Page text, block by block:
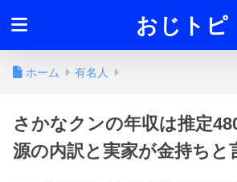
おじトピ
ホーム 有名人
さかなクンの年収は推定
源の内訳と実家が金持ちと